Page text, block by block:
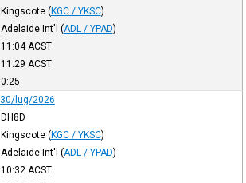
Kingscote (KGC / YKSC)
Adelaide Int'l (ADL / YPAD)
11:04 ACST
11:29 ACST
0:25
30/lug/2026
DH8D
Kingscote (KGC / YKSC)
Adelaide Int'l (ADL / YPAD)
10:32 ACST